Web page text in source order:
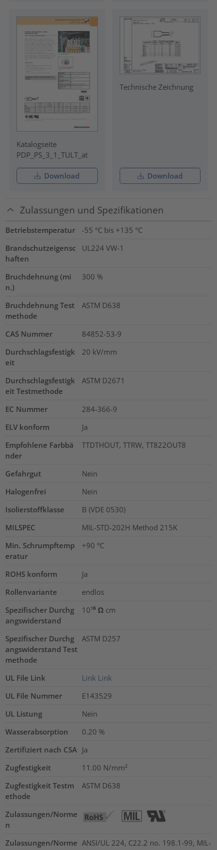
Katalogseite
PDP_PS_3_1_TULT_at
Download
Technische Zeichnung
Download
Zulassungen und Spezifikationen
Betriebstemperatur
-55 °C bis +135 °C
Brandschutzeigensc
haften
UL224 VW-1
Bruchdehnung (mi
n.)
300 %
Bruchdehnung Test
methode
ASTM D638
CAS Nummer
84852-53-9
Durchschlagsfestigk
eit
20 kV/mm
Durchschlagsfestigk
eit Testmethode
ASTM D2671
EC Nummer
284-366-9
ELV konform
Ja
Empfohlene Farbbä
nder
TTDTHOUT, TTRW, TT822OUT8
Gefahrgut
Nein
Halogenfrei
Nein
Isolierstoffklasse
B (VDE 0530)
MILSPEC
MIL-STD-202H Method 215K
Min. Schrumpftemp
eratur
+90 °C
ROHS konform
Ja
Rollenvariante
endlos
Spezifischer Durchg
angswiderstand
10¹⁶ Ω cm
Spezifischer Durchg
angswiderstand Test
methode
ASTM D257
UL File Link Link Link
UL File Nummer
E143529
UL Listung
Nein
Wasserabsorption
0.20 %
Zertifiziert nach CSA Ja
Zugfestigkeit
11.00 N/mm²
Zugfestigkeit Testm
ethode
ASTM D638
Zulassungen/Norme
n
Zulassungen/Norme ANSI/UL 224, C22.2 no. 198.1-99, MIL-